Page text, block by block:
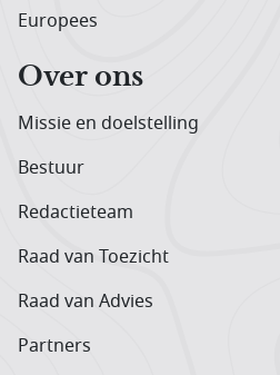
Europees
Over ons
Missie en doelstelling
Bestuur
Redactieteam
Raad van Toezicht
Raad van Advies
Partners